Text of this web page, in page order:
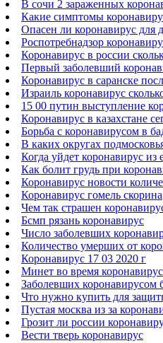
В сочи 2 зараженных
Какие симптомы
Опасен ли коронавирус для
Роспотребнадзор
Коронавирус в россии
Первый заболевший
Коронавирус в саранске
Израиль коронавирус
15 00 путин выступление
Коронавирус в казахстане
Борьба с коронавирусом в
В каких округах
Когда уйдет коронавирус из
Как болит грудь при
Коронавирус новости
Коронавирус гомель скорина
Чем так страшен
Бсмп рязань коронавирус
Число заболевших
Количество умерших от
Коронавирус 17 03 2020 г
Минет во время
Заболевших коронавирусом
Что нужно купить для
Пустая москва из за
Грозит ли россии
Вести тверь коронавирус